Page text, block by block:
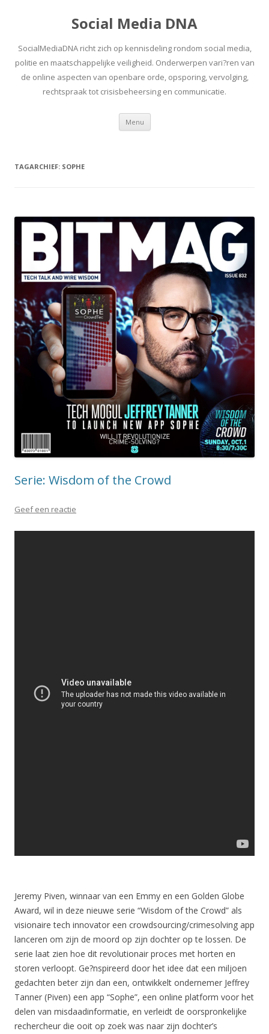
Social Media DNA
SocialMediaDNA richt zich op kennisdeling rondom social media,
politie en maatschappelijke veiligheid. Onderwerpen vari?ren van
de online aspecten van openbare orde, opsporing, vervolging,
rechtspraak tot crisisbeheersing en communicatie.
Menu Spring
inhoud
TAGARCHIEF: SOPHE
Serie: Wisdom of the Crowd
Geef een reactie
Jeremy Piven, winnaar van een Emmy en een Golden Globe
Award, wil in deze nieuwe serie “Wisdom of the Crowd” als
visionaire tech innovator een crowdsourcing/crimesolving app
lanceren om zijn de moord op zijn dochter op te lossen. De
serie laat zien hoe dit revolutionair proces met horten en
storen verloopt. Ge?nspireerd door het idee dat een miljoen
gedachten beter zijn dan een, ontwikkelt ondernemer Jeffrey
Tanner (Piven) een app “Sophe”, een online platform voor het
delen van misdaadinformatie, en verleidt de oorspronkelijke
rechercheur die ooit op zoek was naar zijn dochter’s